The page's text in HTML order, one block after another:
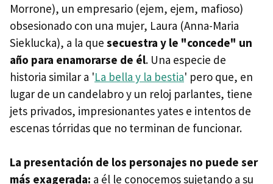
Morrone), un empresario (ejem, ejem, mafioso)
obsesionado con una mujer, Laura (Anna-Maria
Sieklucka), a la que secuestra y le "concede" un
año para enamorarse de él. Una especie de
historia similar a 'La bella y la bestia' pero que, en
lugar de un candelabro y un reloj parlantes, tiene
jets privados, impresionantes yates e intentos de
escenas tórridas que no terminan de funcionar.
La presentación de los personajes no puede ser
más exagerada: a él le conocemos sujetando a su